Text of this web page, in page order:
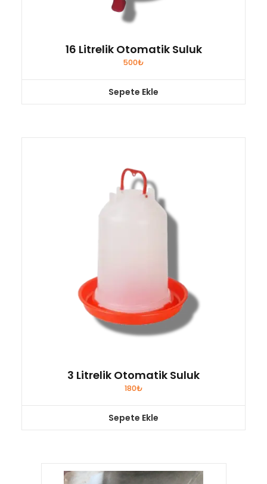
16 Litrelik Otomatik Suluk
500₺
Sepete Ekle
3 Litrelik Otomatik Suluk
180₺
Sepete Ekle